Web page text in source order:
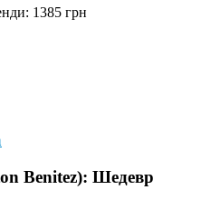
1385 грн
Benitez): Шедевр